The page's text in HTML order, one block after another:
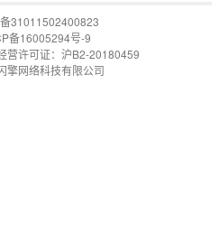
31011502400823
备16005294号-9
营许可证：沪B2-20180459
擎网络科技有限公司